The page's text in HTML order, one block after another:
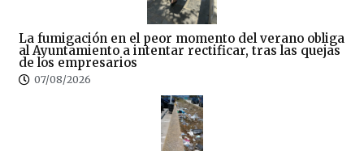
La fumigación en el peor momento del verano obliga
al Ayuntamiento a intentar rectificar, tras las quejas
de los empresarios
07/08/2026